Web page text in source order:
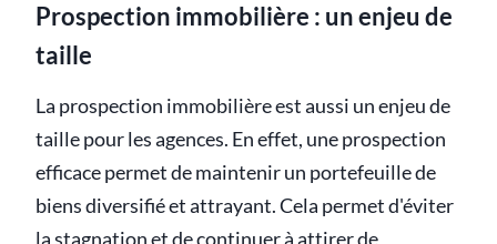
Prospection immobilière : un enjeu de
taille
La prospection immobilière est aussi un enjeu de
taille pour les agences. En effet, une prospection
efficace permet de maintenir un portefeuille de
biens diversifié et attrayant. Cela permet d'éviter
la stagnation et de continuer à attirer de